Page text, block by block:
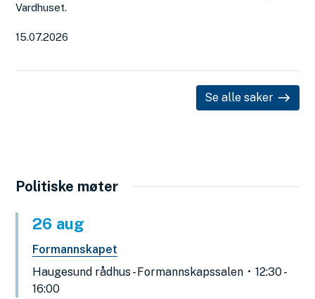
15.07.2026
Vardhuset.
Se alle saker
Politiske møter
26 aug
Formannskapet
Haugesund rådhus - Formannskapssalen
12:30 -
16:00